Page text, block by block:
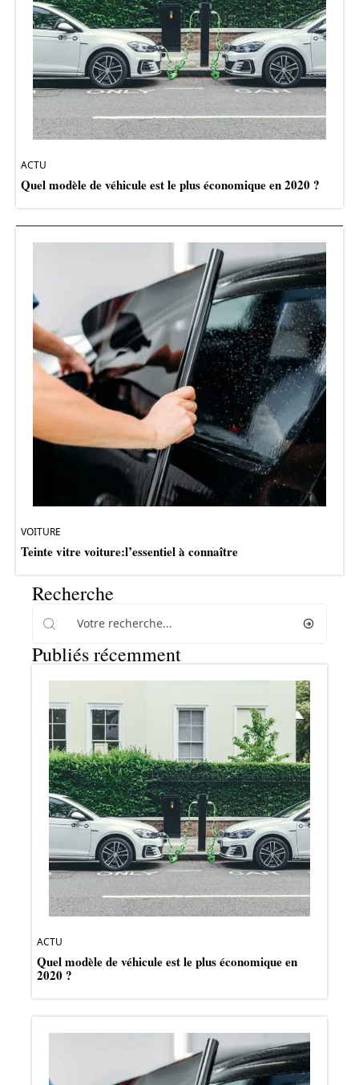
ACTU
Quel modèle de véhicule est le plus économique en 2020 ?
VOITURE
Teinte vitre voiture:l’essentiel à connaître
Recherche
Publiés récemment
ACTU
Quel modèle de véhicule est le plus économique en
2020 ?